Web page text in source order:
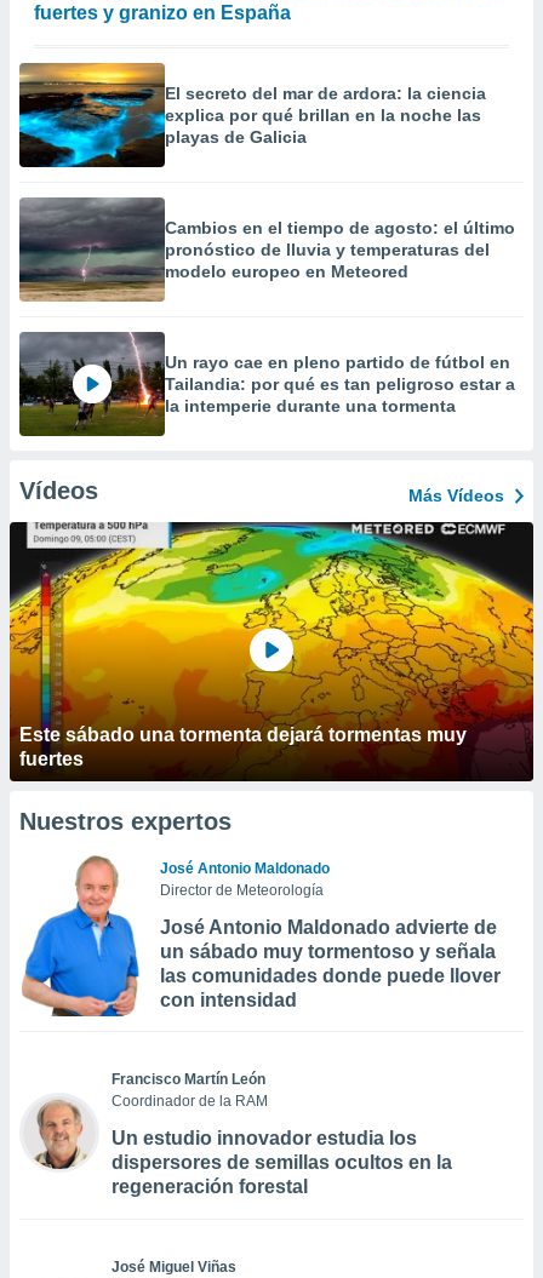
fuertes y granizo en España
El secreto del mar de ardora: la ciencia
explica por qué brillan en la noche las
playas de Galicia
Cambios en el tiempo de agosto: el último
pronóstico de lluvia y temperaturas del
modelo europeo en Meteored
Un rayo cae en pleno partido de fútbol en
Tailandia: por qué es tan peligroso estar a
la intemperie durante una tormenta
Vídeos Más Vídeos
Este sábado una tormenta dejará tormentas muy
fuertes
Nuestros expertos
José Antonio Maldonado
Director de Meteorología
José Antonio Maldonado advierte de
un sábado muy tormentoso y señala
las comunidades donde puede llover
con intensidad
Francisco Martín León
Coordinador de la RAM
Un estudio innovador estudia los
dispersores de semillas ocultos en la
regeneración forestal
José Miguel Viñas